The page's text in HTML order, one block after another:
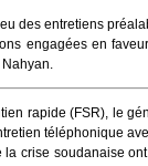
des entretiens
engagées en
rapide (FSR), le
téléphonique
la crise soudanaise